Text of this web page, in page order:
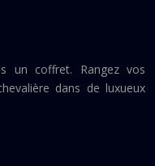
un coffret. Rangez vos
dans de luxueux